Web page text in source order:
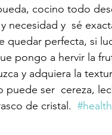
cocino todo
necesidad y  sé
quedar perfecta, si
pongo a hervir la
y adquiera la
puede ser  cereza,
de cristal.